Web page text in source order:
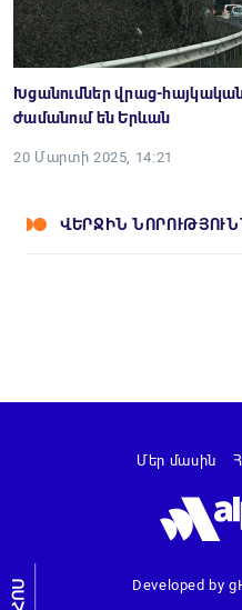
Խցանումներ վրաց-
ժամանում են Երևան
20 Մարտի 2025, 14:21
ՎԵՐՋԻՆ
Developed by
Մեր մասին